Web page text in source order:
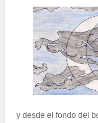
y desde el fondo del